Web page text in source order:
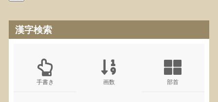
漢字検索
手書き 画数 部首